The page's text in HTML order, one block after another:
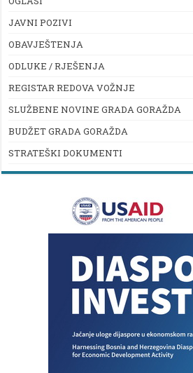
JAVNI POZIVI
OBAVJEŠTENJA
ODLUKE / RJEŠENJA
REGISTAR REDOVA VOŽNJE
SLUŽBENE NOVINE GRADA GORAŽDA
BUDŽET GRADA GORAŽDA
STRATEŠKI DOKUMENTI